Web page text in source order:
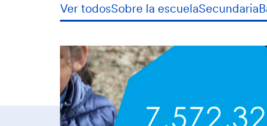
Ver todosSobre la escuelaSecundaria